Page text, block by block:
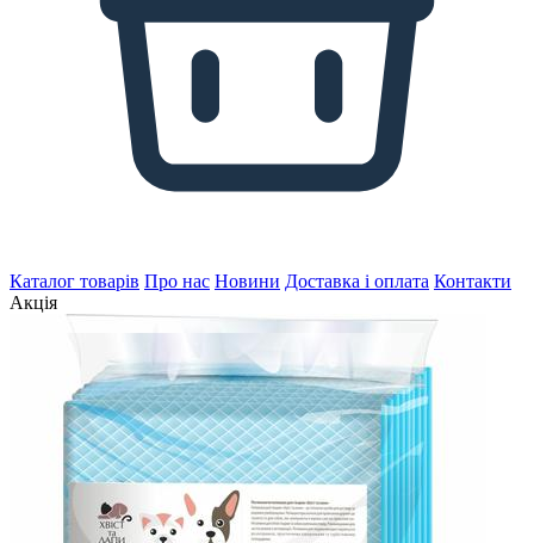
Каталог товарів Про нас Новини Доставка і оплата Контакти
Акція